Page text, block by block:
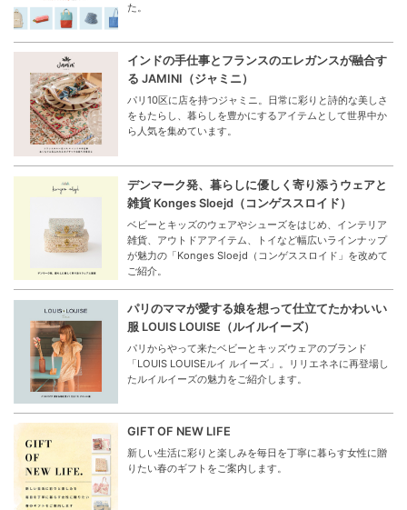
た。
インドの手仕事とフランスのエレガンスが融合す
る JAMINI（ジャミニ）
パリ10区に店を持つジャミニ。日常に彩りと詩的な美しさ
をもたらし、暮らしを豊かにするアイテムとして世界中か
ら人気を集めています。
デンマーク発、暮らしに優しく寄り添うウェアと
雑貨 Konges Sloejd（コンゲススロイド）
ベビーとキッズのウェアやシューズをはじめ、インテリア
雑貨、アウトドアアイテム、トイなど幅広いラインナップ
が魅力の「Konges Sloejd（コンゲススロイド」を改めて
ご紹介。
パリのママが愛する娘を想って仕立てたかわいい
服 LOUIS LOUISE（ルイルイーズ）
パリからやって来たベビーとキッズウェアのブランド
「LOUIS LOUISEルイ ルイーズ」。リリエネネに再登場し
たルイルイーズの魅力をご紹介します。
GIFT OF NEW LIFE
新しい生活に彩りと楽しみを毎日を丁寧に暮らす女性に贈
りたい春のギフトをご案内します。